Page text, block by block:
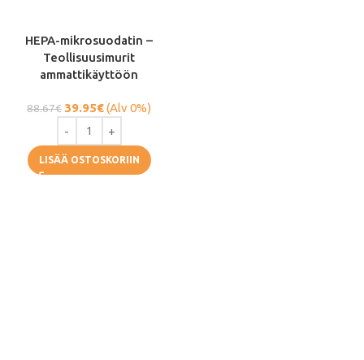
HEPA-mikrosuodatin –
Teollisuusimurit
ammattikäyttöön
88.67€ 39.95€(Alv 0%)
LISÄÄ OSTOSKORIIN